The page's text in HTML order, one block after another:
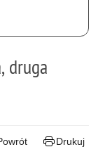
druga
Drukuj